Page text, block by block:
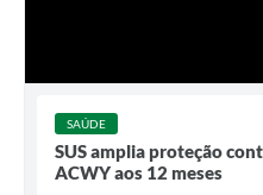
SAÚDE
SUS amplia proteção
ACWY aos 12 meses